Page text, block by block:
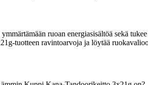
ruoan energiasisältöä sekä
tuotteen ravintoarvoja ja löytää